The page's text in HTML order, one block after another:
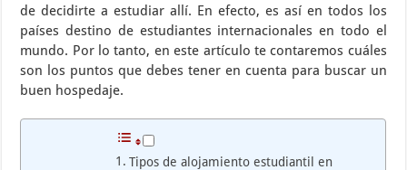
de decidirte a estudiar allí. En efecto, es así en todos los
países destino de estudiantes internacionales en todo el
mundo. Por lo tanto, en este artículo te contaremos cuáles
son los puntos que debes tener en cuenta para buscar un
buen hospedaje.
Tipos de alojamiento estudiantil en